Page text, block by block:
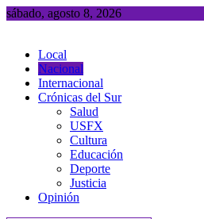
Saltar
sábado, agosto 8, 2026
Local
Nacional
Internacional
Crónicas del Sur
Salud
USFX
Cultura
Educación
Deporte
Justicia
Opinión